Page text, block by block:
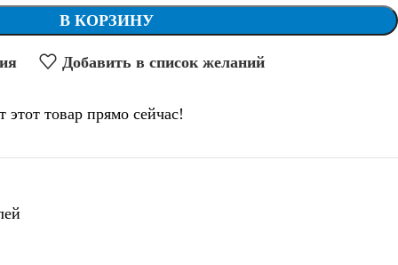
В КОРЗИНУ
Добавить в список желаний
этот товар прямо сейчас!